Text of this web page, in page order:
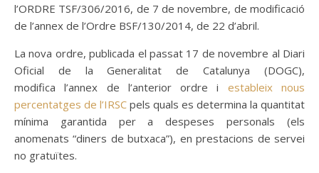
l’ORDRE TSF/306/2016, de 7 de novembre, de modificació
de l’annex de l’Ordre BSF/130/2014, de 22 d’abril.
La nova ordre, publicada el passat 17 de novembre al Diari
Oficial de la Generalitat de Catalunya (DOGC),
modifica l’annex de l’anterior ordre i estableix nous
percentatges de l’IRSC pels quals es determina la quantitat
mínima garantida per a despeses personals (els
anomenats “diners de butxaca”), en prestacions de servei
no gratuïtes.